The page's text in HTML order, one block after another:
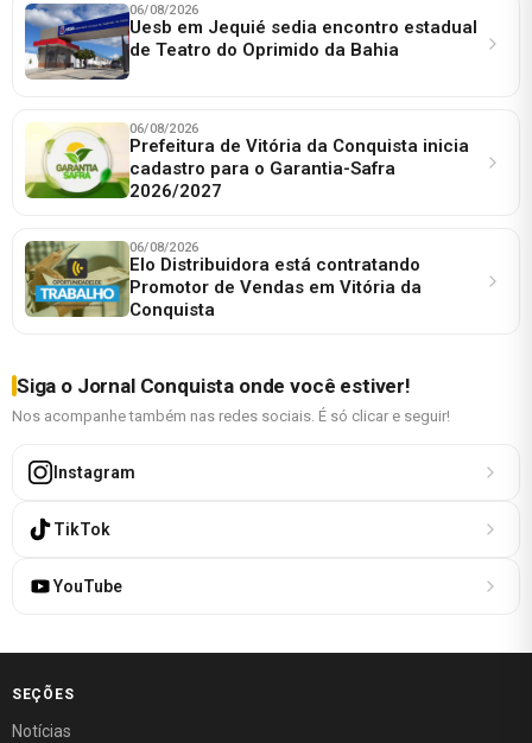
06/08/2026
Uesb em Jequié sedia encontro estadual
de Teatro do Oprimido da Bahia
06/08/2026
Prefeitura de Vitória da Conquista inicia
cadastro para o Garantia-Safra
2026/2027
06/08/2026
Elo Distribuidora está contratando
Promotor de Vendas em Vitória da
Conquista
Siga o Jornal Conquista onde você estiver!
Nos acompanhe também nas redes sociais. É só clicar e seguir!
Instagram
TikTok
YouTube
SEÇÕES
Notícias